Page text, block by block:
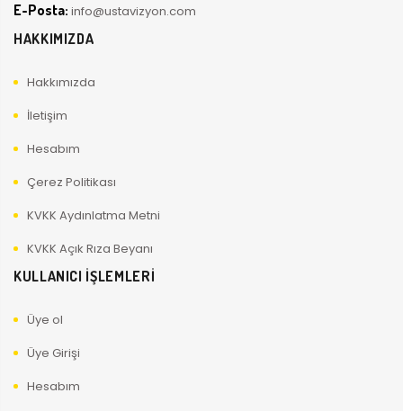
E-Posta: info@ustavizyon.com
HAKKIMIZDA
Hakkımızda
İletişim
Hesabım
Çerez Politikası
KVKK Aydınlatma Metni
KVKK Açık Rıza Beyanı
KULLANICI İŞLEMLERİ
Üye ol
Üye Girişi
Hesabım